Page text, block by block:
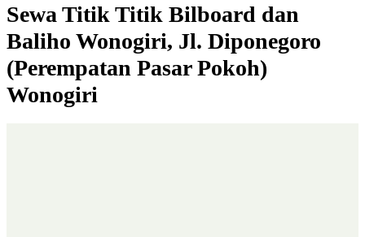
Sewa Titik Titik Bilboard dan
Baliho Wonogiri, Jl. Diponegoro
(Perempatan Pasar Pokoh)
Wonogiri